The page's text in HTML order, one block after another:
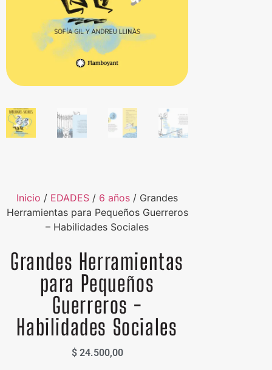
Inicio / EDADES / 6 años / Grandes
Herramientas para Pequeños Guerreros
– Habilidades Sociales
Grandes Herramientas
para Pequeños
Guerreros -
Habilidades Sociales
$24.500,00